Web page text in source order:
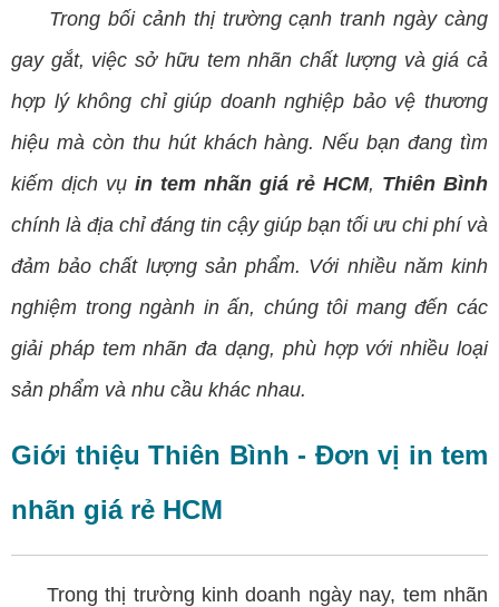
Trong bối cảnh thị trường cạnh tranh ngày càng
gay gắt, việc sở hữu tem nhãn chất lượng và giá cả
hợp lý không chỉ giúp doanh nghiệp bảo vệ thương
hiệu mà còn thu hút khách hàng. Nếu bạn đang tìm
kiếm dịch vụ in tem nhãn giá rẻ HCM, Thiên Bình
chính là địa chỉ đáng tin cậy giúp bạn tối ưu chi phí và
đảm bảo chất lượng sản phẩm. Với nhiều năm kinh
nghiệm trong ngành in ấn, chúng tôi mang đến các
giải pháp tem nhãn đa dạng, phù hợp với nhiều loại
sản phẩm và nhu cầu khác nhau.
Giới thiệu Thiên Bình - Đơn vị in tem
nhãn giá rẻ HCM
Trong thị trường kinh doanh ngày nay, tem nhãn